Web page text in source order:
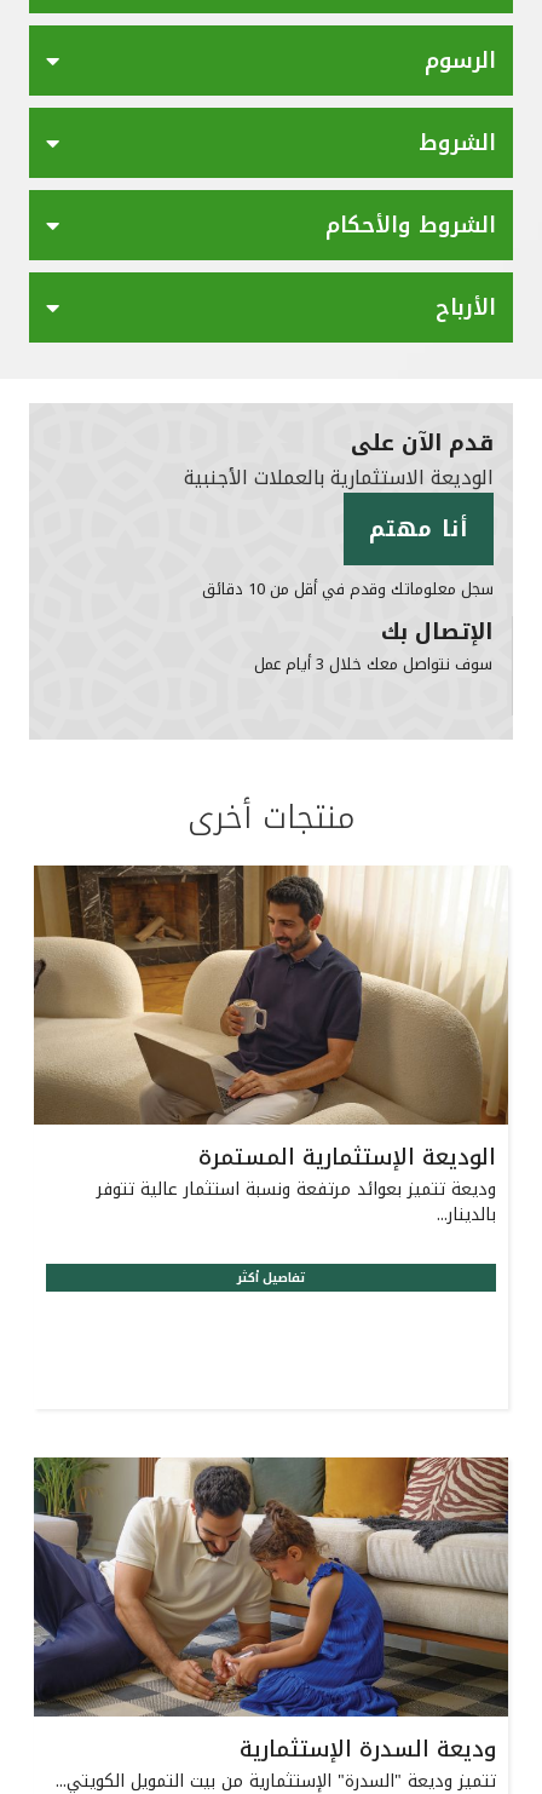
الرسوم
الشروط
الشروط والأحكام
الأرباح
قدم الآن على
الوديعة الاستثمارية بالعملات الأجنبية
سجل معلوماتك وقدم في أقل من 10 دقائق
أنا مهتم
الإتصال بك
سوف نتواصل معك خلال 3 أيام عمل
منتجات أخرى
الوديعة الإستثمارية المستمرة
وديعة تتميز بعوائد مرتفعة ونسبة استثمار عالية تتوفر
بالدينار...
تفاصيل أكثر
وديعة السدرة الإستثمارية
تتميز وديعة "السدرة" الإستثمارية من بيت التمويل الكويتي...